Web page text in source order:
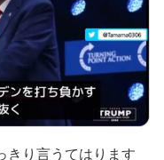
り言うてはります